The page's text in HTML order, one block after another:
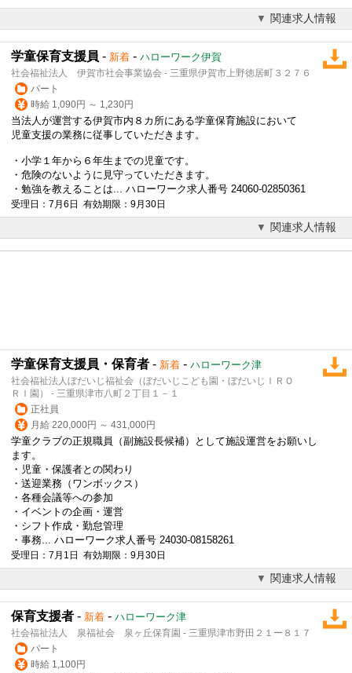
関連求人情報
学童保育支援員 - 新着 - ハローワーク伊賀
社会福祉法人 伊賀市社会事業協会 - 三重県伊賀市上野徳居町３２７６
パート
時給 1,090円 ～ 1,230円
当法人が運営する伊賀市内８カ所にある学童保育施設において
児童支援の業務に従事していただきます。
・小学１年から６年生までの児童です。
・危険のないように見守っていただきます。
・勉強を教えることは... ハローワーク求人番号 24060-02850361
受理日：7月6日 有効期限：9月30日
関連求人情報
学童保育支援員・保育者 - 新着 - ハローワーク津
社会福祉法人ぼだいじ福祉会（ぼだいじこども園・ぼだいじＩＲＯ
ＲＩ園） - 三重県津市八町２丁目１－１
正社員
月給 220,000円 ～ 431,000円
学童クラブの正規職員（副施設長候補）として施設運営をお願いし
ます。
・児童・保護者との関わり
・送迎業務（ワンボックス）
・各種会議等への参加
・イベントの企画・運営
・シフト作成・勤怠管理
・事務... ハローワーク求人番号 24030-08158261
受理日：7月1日 有効期限：9月30日
関連求人情報
保育支援者 - 新着 - ハローワーク津
社会福祉法人 泉福祉会 泉ヶ丘保育園 - 三重県津市野田２１ー８１７
パート
時給 1,100円